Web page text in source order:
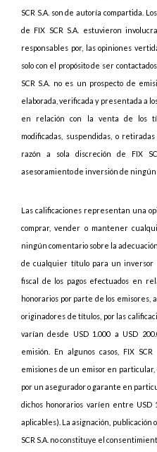
SCR S.A. son de autoría compartida.
de FIX SCR S.A. estuvieron
responsables por, las opiniones
solo con el propósito de ser
SCR S.A. no es un prospecto de
elaborada, verificada y presentada a
en relación con la venta de los
modificadas, suspendidas, o
razón a sola discreción de FIX
asesoramiento de inversión de ningún
Las calificaciones representan una
comprar, vender o mantener
ningún comentario sobre la
de cualquier título para un inversor
fiscal de los pagos efectuados en
honorarios por parte de los emisores,
originadores de títulos, por las
varían desde USD 1.000 a USD
emisión. En algunos casos, FIX
emisiones de un emisor en
por un asegurador o garante en
dichos honorarios varíen entre USD
aplicables). La asignación, publicación
SCR S.A. no constituye el